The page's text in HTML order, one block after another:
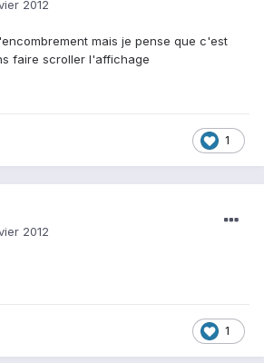
2012
mais je pense que c'est
faire scroller l'affichage
1
2012
1